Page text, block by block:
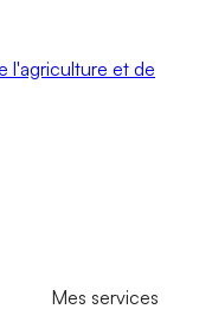
l'agriculture et de
Mes services